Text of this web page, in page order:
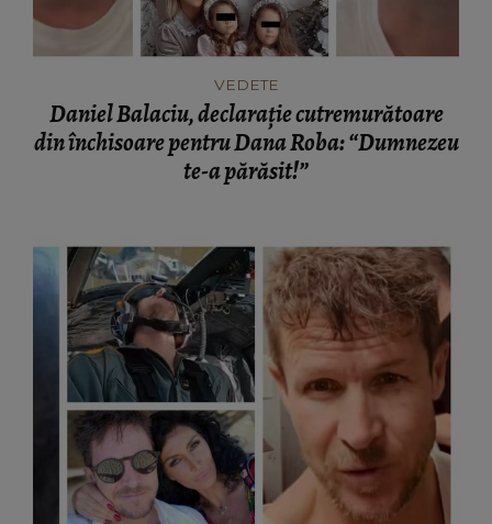
VEDETE
Daniel Balaciu, declarație cutremurătoare
din închisoare pentru Dana Roba: “Dumnezeu
te-a părăsit!”